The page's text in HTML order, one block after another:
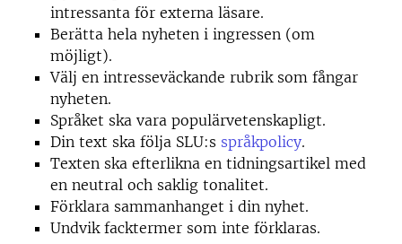
intressanta för externa läsare.
Berätta hela nyheten i ingressen (om
möjligt).
Välj en intresseväckande rubrik som fångar
nyheten.
Språket ska vara populärvetenskapligt.
Din text ska följa SLU:s språkpolicy.
Texten ska efterlikna en tidningsartikel med
en neutral och saklig tonalitet.
Förklara sammanhanget i din nyhet.
Undvik facktermer som inte förklaras.